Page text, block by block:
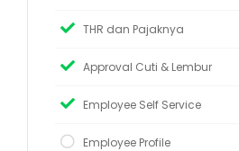
THR dan Pajaknya
Approval Cuti & Lembur
Employee Self Service
Employee Profile